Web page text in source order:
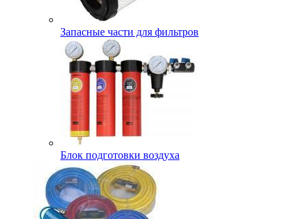
Запасные части для фильтров
Блок подготовки воздуха